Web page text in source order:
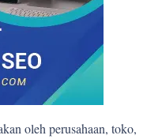
oleh perusahaan, toko,